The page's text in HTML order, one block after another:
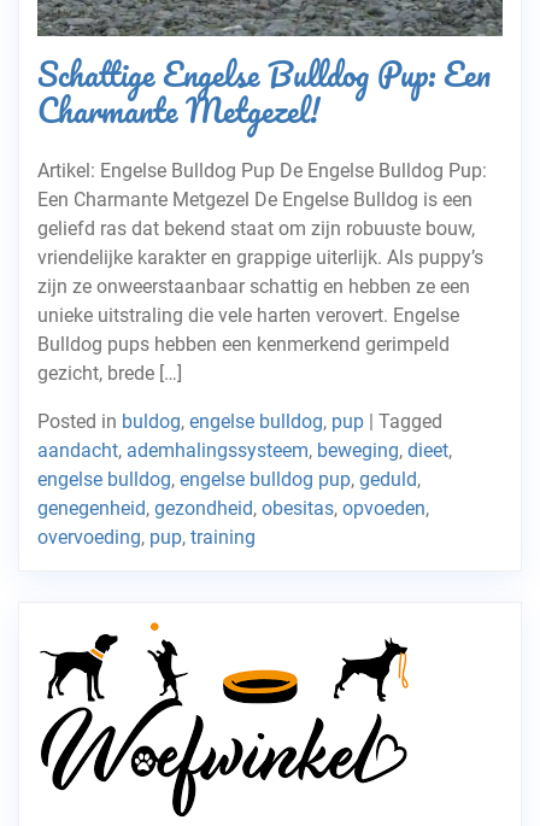
Schattige Engelse Bulldog Pup: Een
Charmante Metgezel!
Artikel: Engelse Bulldog Pup De Engelse Bulldog Pup:
Een Charmante Metgezel De Engelse Bulldog is een
geliefd ras dat bekend staat om zijn robuuste bouw,
vriendelijke karakter en grappige uiterlijk. Als puppy’s
zijn ze onweerstaanbaar schattig en hebben ze een
unieke uitstraling die vele harten verovert. Engelse
Bulldog pups hebben een kenmerkend gerimpeld
gezicht, brede […]
Posted in buldog, engelse bulldog, pup | Tagged
aandacht, ademhalingssysteem, beweging, dieet,
engelse bulldog, engelse bulldog pup, geduld,
genegenheid, gezondheid, obesitas, opvoeden,
overvoeding, pup, training